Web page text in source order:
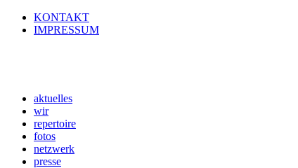
KONTAKT
IMPRESSUM
aktuelles
wir
repertoire
fotos
netzwerk
presse